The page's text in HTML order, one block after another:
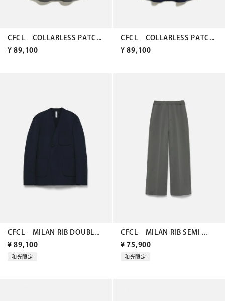
CFCL COLLARLESS PATC...
¥ 89,100
CFCL COLLARLESS PATC...
¥ 89,100
CFCL MILAN RIB DOUBL...
¥ 89,100
和光限定
CFCL MILAN RIB SEMI ...
¥ 75,900
和光限定